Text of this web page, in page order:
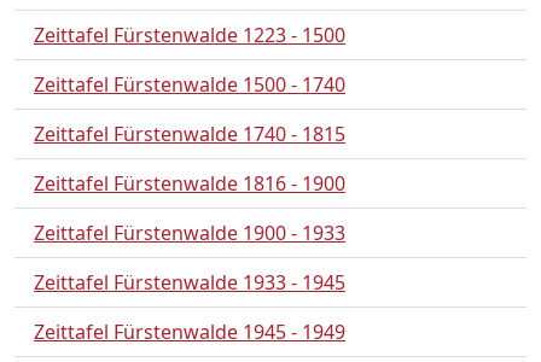
Zeittafel Fürstenwalde 1223 - 1500
Zeittafel Fürstenwalde 1500 - 1740
Zeittafel Fürstenwalde 1740 - 1815
Zeittafel Fürstenwalde 1816 - 1900
Zeittafel Fürstenwalde 1900 - 1933
Zeittafel Fürstenwalde 1933 - 1945
Zeittafel Fürstenwalde 1945 - 1949